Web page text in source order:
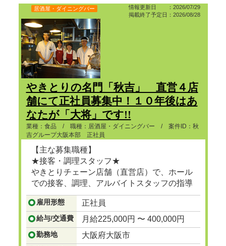
情報更新日 ：2026/07/29
掲載終了予定日：2026/08/28
居酒屋・ダイニングバー
やきとりの名門「秋吉」 直営４店
舗にて正社員募集中！１０年後はあ
なたが「大将」です!!
業種：食品 / 職種：居酒屋・ダイニングバー / 案件ID：秋
吉グループ大阪本部 正社員
【主な募集職種】
★接客・調理スタッフ★
やきとりチェーン店舗（直営店）で、ホール
での接客、調理、アルバイトスタッフの指導
等。
...つづきを見る
雇用形態 正社員
給与/交通費 月給225,000円 〜 400,000円
勤務地 大阪府大阪市